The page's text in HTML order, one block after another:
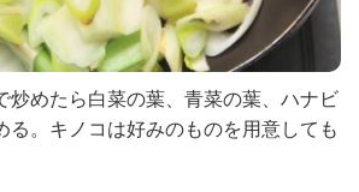
めたら白菜の葉、青菜の葉、ハナビ
る。キノコは好みのものを用意しても